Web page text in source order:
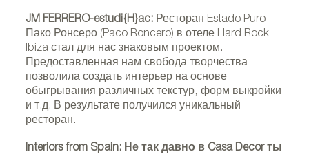
JM FERRERO-estudi{H}ac: Ресторан Estado Puro
Пако Ронсеро (Paco Roncero) в отеле Hard Rock
Ibiza стал для нас знаковым проектом.
Предоставленная нам свобода творчества
позволила создать интерьер на основе
обыгрывания различных текстур, форм выкройки
и т.д. В результате получился уникальный
ресторан.
Interiors from Spain: Не так давно в Casa Decor ты